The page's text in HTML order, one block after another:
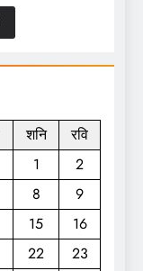
शनि
रवि
1
2
8
9
15
16
22
23